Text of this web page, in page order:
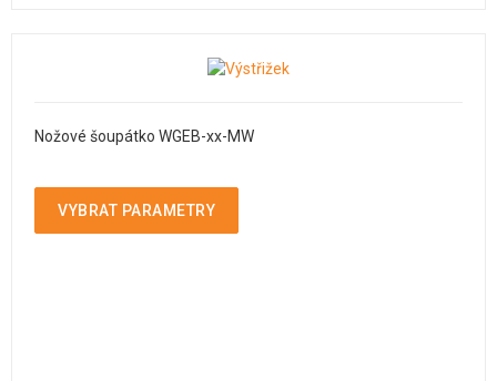
Nožové šoupátko WGEB-xx-MW
VYBRAT PARAMETRY